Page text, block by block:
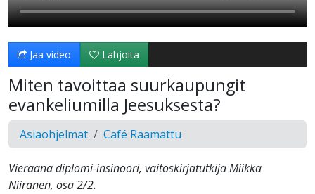
Jaa video Lahjoita
Miten tavoittaa suurkaupungit
evankeliumilla Jeesuksesta?
Asiaohjelmat Café Raamattu
Vieraana diplomi-insinööri, väitöskirjatutkija Miikka
Niiranen, osa 2/2.